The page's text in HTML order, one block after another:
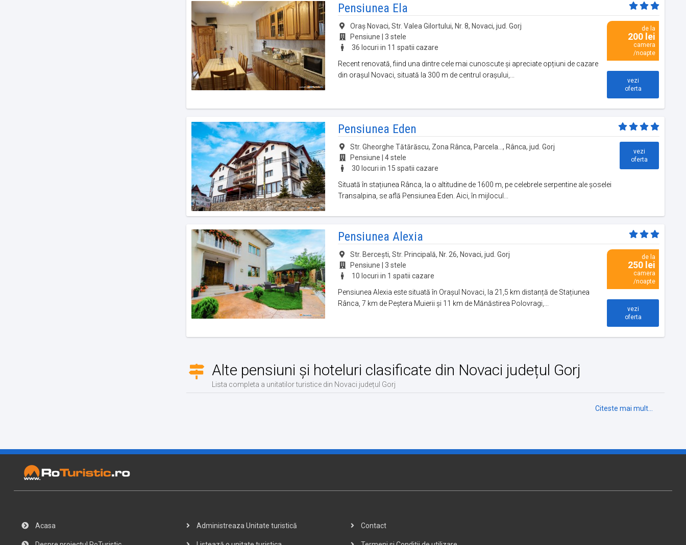
Pensiunea Ela
Oraş Novaci, Str. Valea Gilortului, Nr. 8, Novaci, jud. Gorj
Pensiune | 3 stele
36 locuri in 11 spatii cazare
Recent renovată, fiind una dintre cele mai cunoscute și apreciate opțiuni de cazare
din orașul Novaci, situată la 300 m de centrul orașului,...
de la
200 lei
camera
/noapte
vezi
oferta
Pensiunea Eden
Str. Gheorghe Tătărăscu, Zona Rânca, Parcela..., Rânca, jud. Gorj
Pensiune | 4 stele
30 locuri in 15 spatii cazare
Situată în stațiunea Rânca, la o altitudine de 1600 m, pe celebrele serpentine ale șoselei
Transalpina, se află Pensiunea Eden. Aici, în mijlocul...
vezi
oferta
Pensiunea Alexia
Str. Bercești, Str. Principală, Nr. 26, Novaci, jud. Gorj
Pensiune | 3 stele
10 locuri in 1 spatii cazare
Pensiunea Alexia este situată în Orașul Novaci, la 21,5 km distanță de Stațiunea
Rânca, 7 km de Peștera Muierii și 11 km de Mănăstirea Polovragi,...
de la
250 lei
camera
/noapte
vezi
oferta
Alte pensiuni și hoteluri clasificate din Novaci județul Gorj
Lista completa a unitatilor turistice din Novaci județul Gorj
Citeste mai mult...
Acasa Administreaza Unitate turistică Contact